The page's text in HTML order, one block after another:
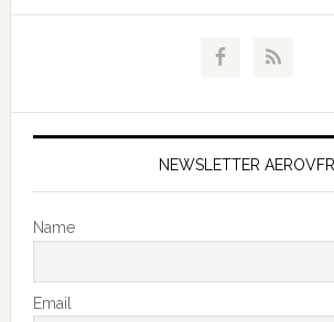
NEWSLETTER AEROVFR
Name
Email